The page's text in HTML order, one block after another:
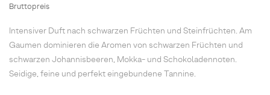
Bruttopreis
Intensiver Duft nach schwarzen Früchten und Steinfrüchten. Am
Gaumen dominieren die Aromen von schwarzen Früchten und
schwarzen Johannisbeeren, Mokka- und Schokoladennoten.
Seidige, feine und perfekt eingebundene Tannine.